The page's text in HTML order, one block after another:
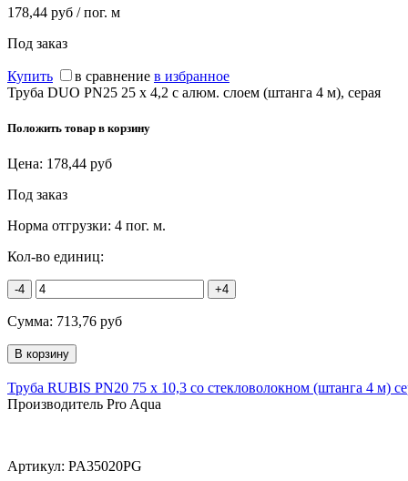
178,44 руб / пог. м
Под заказ
Купить в сравнение в избранное
Труба DUO PN25 25 х 4,2 с алюм. слоем (штанга 4 м), серая
Положить товар в корзину
Цена: 178,44 руб
Под заказ
Норма отгрузки: 4 пог. м.
Кол-во единиц:
-4 +4
Сумма: 713,76 руб
Труба RUBIS PN20 75 х 10,3 со стекловолокном (штанга 4 м)
Производитель Pro Aqua
Артикул: PA35020PG